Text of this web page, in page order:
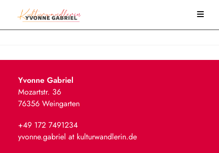
Yvonne Gabriel
Mozartstr. 36
76356 Weingarten
+49 172 7491234
yvonne.gabriel at kulturwandlerin.de